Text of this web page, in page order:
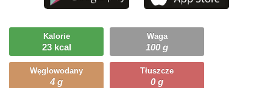
Ciekawostki
Ile możesz zjeść?
Przepisy
Kalorie
23 kcal
Waga
100 g
Węglowodany
4 g
Tłuszcze
0 g